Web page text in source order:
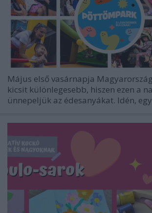
Május első vasárnapja
kicsit különlegesebb, hiszen ezen a
ünnepeljük az édesanyákat. Idén, egy